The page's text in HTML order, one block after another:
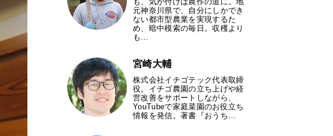
元神奈川県で、自分にしかでき
ない都市型農業を実現するた
め、暗中模索の毎日。収穫より
も…
宮崎大輔
株式会社イチゴテック代表取締
役。イチゴ農園の立ち上げや経
営改善をサポートしながら、
YouTubeで家庭菜園のお役立ち
情報を発信。著書『おうち…